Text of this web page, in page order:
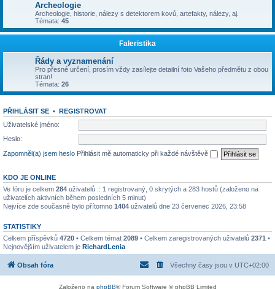
Archeologie
Archeologie, historie, nálezy s detektorem kovů, artefakty, nálezy, aj.
Témata: 45
Faleristika
Řády a vyznamenání
Pro přesné určení, prosím vždy zasílejte detailní foto Vašeho předmětu z obou
stran!
Témata: 26
PŘIHLÁSIT SE • REGISTROVAT
Uživatelské jméno:
Heslo:
Zapomněl(a) jsem heslo Přihlásit mě automaticky při každé návštěvě
KDO JE ONLINE
Ve fóru je celkem 284 uživatelů :: 1 registrovaný, 0 skrytých a 283 hostů (založeno na
uživatelích aktivních během posledních 5 minut)
Nejvíce zde současně bylo přítomno 1404 uživatelů dne 23 červenec 2026, 23:58
STATISTIKY
Celkem příspěvků 4720 • Celkem témat 2089 • Celkem zaregistrovaných uživatelů 2371 •
Nejnovějším uživatelem je RichardLenia
Obsah fóra Všechny časy jsou v UTC+02:00
Založeno na phpBB® Forum Software © phpBB Limited